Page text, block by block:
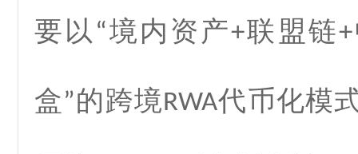
要以 “境内资产+联盟链+
盒”的跨境RWA代币化模